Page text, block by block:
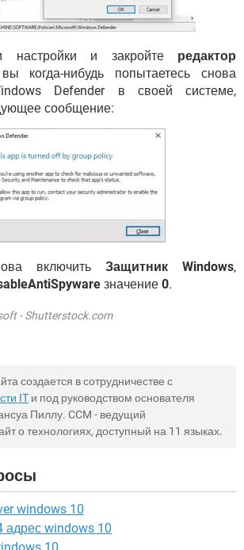
настройки и закройте редактор
когда-нибудь попытаетесь снова
Defender в своей системе,
сообщение:
включить Защитник Windows,
значение 0.
- Shutterstock.com
создается в сотрудничестве с
IT и под руководством основателя
Пиллу. CCM - ведущий
о технологиях, доступный на 11 языках.
windows 10
адрес windows 10
10